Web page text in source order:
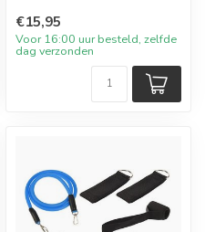
€15,95
Voor 16:00 uur besteld, zelfde
dag verzonden